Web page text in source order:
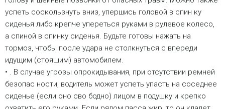
успеть соскользнуть вниз, упершись головой в спин ку
сиденья либо крепче упереться руками в рулевое колесо,
а спиной в спинку сиденья. Будьте готовы нажать на
тормоз, чтобы после удара не столкнуться с впереди
идущим (стоящим) автомобилем.
• . В случае угрозы опрокидывания, при отсутствии ремней
безопас ности, водитель может успеть упасть на соседнее
сиденье (если оно сво бодно) лицом в подушку и крепко